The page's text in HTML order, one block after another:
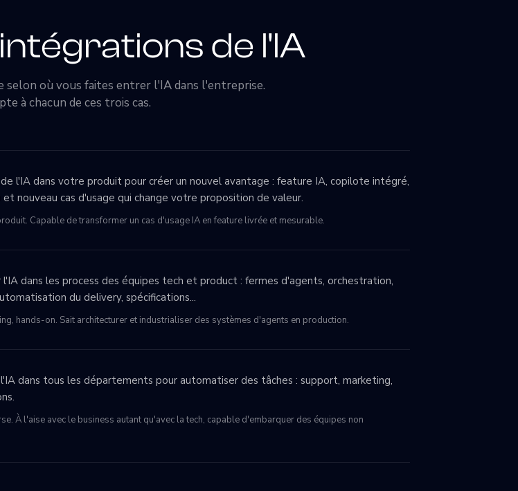
de l'IA
selon où vous faites entrer l'IA dans l'entreprise.
à chacun de ces trois cas.
l'IA dans votre produit pour créer un nouvel avantage : feature IA, copilote intégré,
nouveau cas d'usage qui change votre proposition de valeur.
Capable de transformer un cas d'usage IA en feature livrée et mesurable.
dans les process des équipes tech et product : fermes d'agents, orchestration,
du delivery, spécifications...
hands-on. Sait architecturer et industrialiser des systèmes d'agents en production.
dans tous les départements pour automatiser des tâches : support, marketing,
À l'aise avec le business autant qu'avec la tech, capable d'embarquer des équipes non